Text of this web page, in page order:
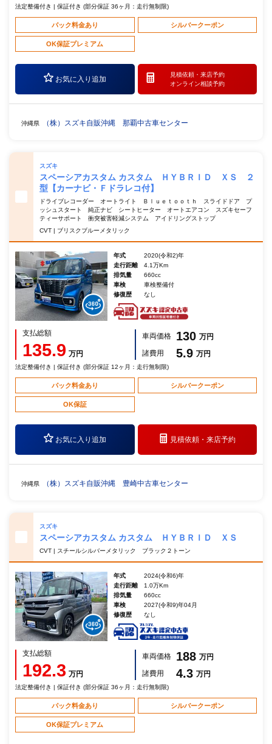
法定整備付き | 保証付き (部分保証 36ヶ月：走行無制限)
パック料金あり シルバークーポン
OK保証プレミアム
お気に入り追加
見積依頼・ 来店予約
オンライン相談予約
沖縄県 （株）スズキ自販沖縄 那覇中古車センター
スズキ
スペーシアカスタム カスタム ＨＹＢＲＩＤ ＸＳ ２
型【カーナビ・Ｆドラレコ付】
ドライブレコーダー オートライト Ｂｌｕｅｔｏｏｔｈ スライドドア プ
ッシュスタート 純正ナビ シートヒーター オートエアコン スズキセーフ
ティーサポート 衝突被害軽減システム アイドリングストップ
CVT | ブリスクブルーメタリック
年式
2020(令和2)年
走行距離
4.1万Km
排気量
660cc
車検
車検整備付
修復歴
なし
支払総額
135.9 万円
車両価格 130 万円
諸費用
5.9 万円
法定整備付き | 保証付き (部分保証 12ヶ月：走行無制限)
パック料金あり シルバークーポン
OK保証
お気に入り追加 見積依頼・来店予約
沖縄県 （株）スズキ自販沖縄 豊崎中古車センター
スズキ
スペーシアカスタム カスタム ＨＹＢＲＩＤ ＸＳ
CVT | スチールシルバーメタリック ブラック２トーン
年式
2024(令和6)年
走行距離
1.0万Km
排気量
660cc
車検
2027(令和9)年04月
修復歴
なし
支払総額
192.3 万円
車両価格 188 万円
諸費用
4.3 万円
法定整備付き | 保証付き (部分保証 36ヶ月：走行無制限)
パック料金あり シルバークーポン
OK保証プレミアム